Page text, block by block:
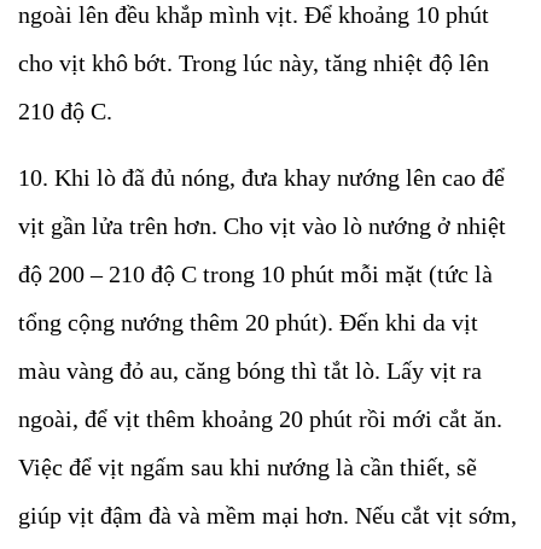
ngoài lên đều khắp mình vịt. Để khoảng 10 phút
cho vịt khô bớt. Trong lúc này, tăng nhiệt độ lên
210 độ C.
10. Khi lò đã đủ nóng, đưa khay nướng lên cao để
vịt gần lửa trên hơn. Cho vịt vào lò nướng ở nhiệt
độ 200 – 210 độ C trong 10 phút mỗi mặt (tức là
tổng cộng nướng thêm 20 phút). Đến khi da vịt
màu vàng đỏ au, căng bóng thì tắt lò. Lấy vịt ra
ngoài, để vịt thêm khoảng 20 phút rồi mới cắt ăn.
Việc để vịt ngấm sau khi nướng là cần thiết, sẽ
giúp vịt đậm đà và mềm mại hơn. Nếu cắt vịt sớm,